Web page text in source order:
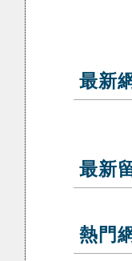
最新
最新
熱門